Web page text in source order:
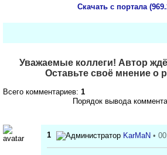
Скачать с портала
Уважаемые коллеги! Автор
Оставьте своё мнение о
Всего комментариев: 1
Порядок вывода
1 KarMaN •